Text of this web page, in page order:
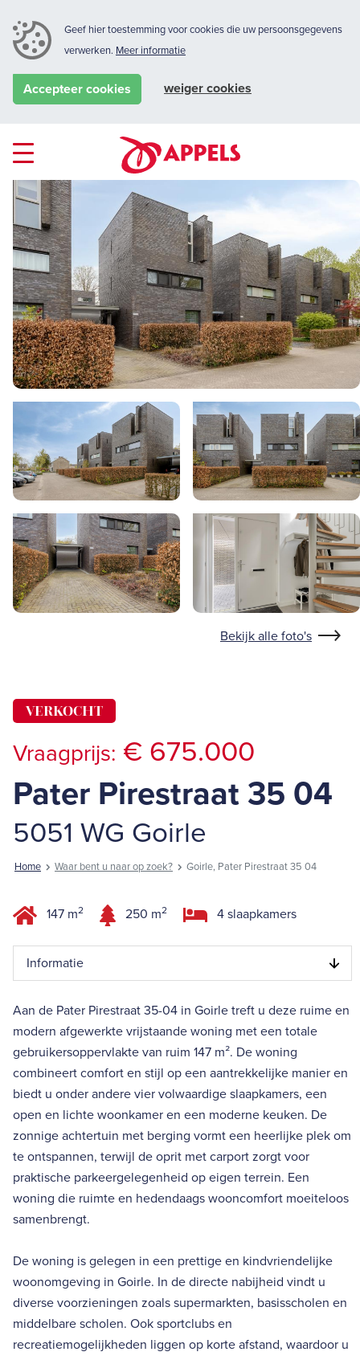
Geef hier toestemming voor cookies die uw persoonsgegevens
verwerken. Meer informatie
Accepteer cookies weiger cookies
Bekijk alle foto's
VERKOCHT
Vraagprijs: € 675.000
Pater Pirestraat 35 04
5051 WG Goirle
Home Waar bent u naar op zoek? Goirle, Pater Pirestraat 35 04
147 m2 250 m2 4 slaapkamers
Informatie
Aan de Pater Pirestraat 35-04 in Goirle treft u deze ruime en
modern afgewerkte vrijstaande woning met een totale
gebruikersoppervlakte van ruim 147 m². De woning
combineert comfort en stijl op een aantrekkelijke manier en
biedt u onder andere vier volwaardige slaapkamers, een
open en lichte woonkamer en een moderne keuken. De
zonnige achtertuin met berging vormt een heerlijke plek om
te ontspannen, terwijl de oprit met carport zorgt voor
praktische parkeergelegenheid op eigen terrein. Een
woning die ruimte en hedendaags wooncomfort moeiteloos
samenbrengt.
De woning is gelegen in een prettige en kindvriendelijke
woonomgeving in Goirle. In de directe nabijheid vindt u
diverse voorzieningen zoals supermarkten, basisscholen en
middelbare scholen. Ook sportclubs en
recreatiemogelijkheden liggen op korte afstand, waardoor u